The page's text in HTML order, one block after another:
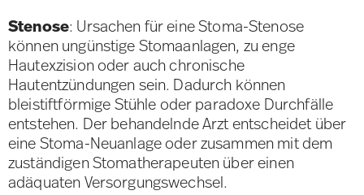
Stenose: Ursachen für eine Stoma-Stenose
können ungünstige Stomaanlagen, zu enge
Hautexzision oder auch chronische
Hautentzündungen sein. Dadurch können
bleistiftförmige Stühle oder paradoxe Durchfälle
entstehen. Der behandelnde Arzt entscheidet über
eine Stoma-Neuanlage oder zusammen mit dem
zuständigen Stomatherapeuten über einen
adäquaten Versorgungswechsel.